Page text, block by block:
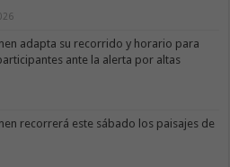
adapta su recorrido y horario para
ante la alerta por altas
recorrerá este sábado los paisajes de